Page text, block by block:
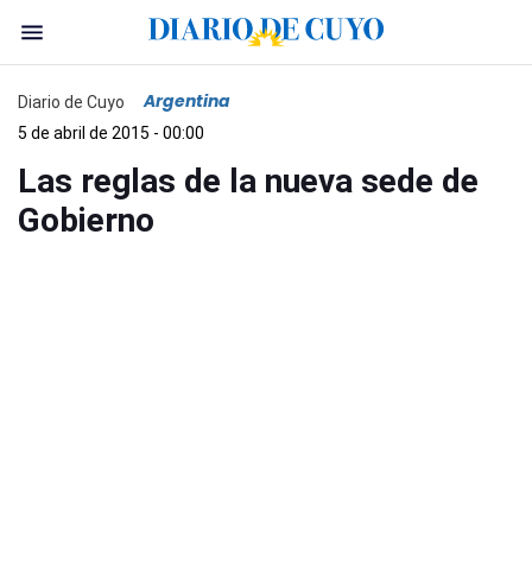
Diario de Cuyo Argentina
5 de abril de 2015 - 00:00
Las reglas de la nueva sede de
Gobierno